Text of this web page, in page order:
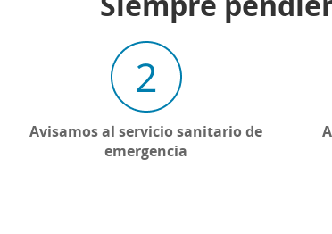
Avisamos al servicio sanitario de
emergencia